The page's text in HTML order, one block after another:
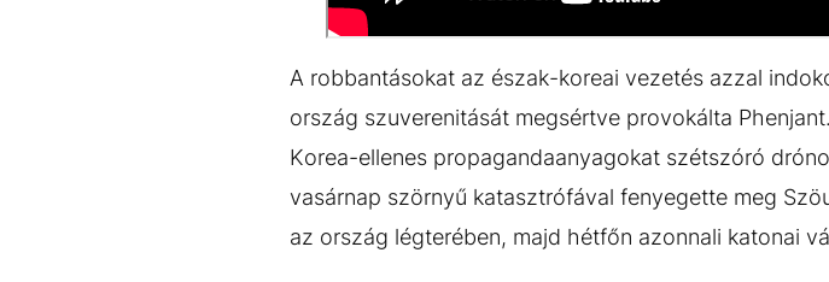
A robbantásokat az észak-koreai vezetés azzal
ország szuverenitását megsértve provokálta
Korea-ellenes propagandaanyagokat szétszóró
vasárnap szörnyű katasztrófával fenyegette meg
az ország légterében, majd hétfőn azonnali katonai